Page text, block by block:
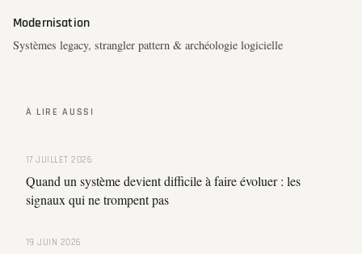
Modernisation
Systèmes legacy, strangler pattern & archéologie logicielle
À LIRE AUSSI
17 JUILLET 2026
Quand un système devient difficile à faire évoluer : les
signaux qui ne trompent pas
19 JUIN 2026